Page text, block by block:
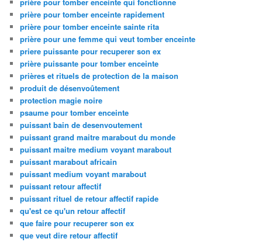
prière pour tomber enceinte rapidement
prière pour tomber enceinte sainte rita
prière pour une femme qui veut tomber enceinte
priere puissante pour recuperer son ex
prière puissante pour tomber enceinte
prières et rituels de protection de la maison
produit de désenvoûtement
protection magie noire
psaume pour tomber enceinte
puissant bain de desenvoutement
puissant grand maitre marabout du monde
puissant maitre medium voyant marabout
puissant marabout africain
puissant medium voyant marabout
puissant retour affectif
puissant rituel de retour affectif rapide
qu'est ce qu'un retour affectif
que faire pour recuperer son ex
que veut dire retour affectif